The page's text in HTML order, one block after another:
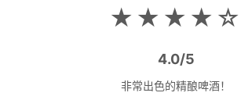
★★★★☆
4.0/5
非常出色的精酿啤酒！